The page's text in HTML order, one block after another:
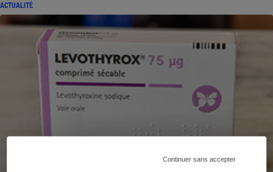
Continuer sans accepter
ACTUALITÉ